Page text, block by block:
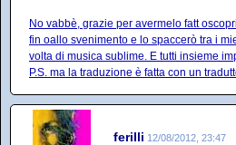
No vabbè, grazie per avermelo fatt
fin oallo svenimento e lo spaccerò tra i
volta di musica sublime. E tutti insieme
P.S. ma la traduzione è fatta con un
ferilli 12/08/2012, 23:47